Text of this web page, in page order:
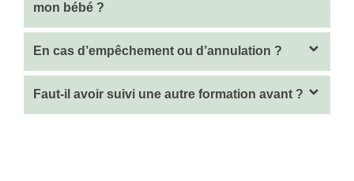
mon bébé ?
En cas d’empêchement ou d’annulation ?
Faut-il avoir suivi une autre formation avant ?